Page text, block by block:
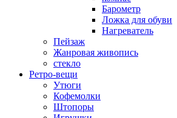
Барометр
Ложка для обуви
Нагреватель
Пейзаж
Жанровая живопись
стекло
Ретро-вещи
Утюги
Кофемолки
Штопоры